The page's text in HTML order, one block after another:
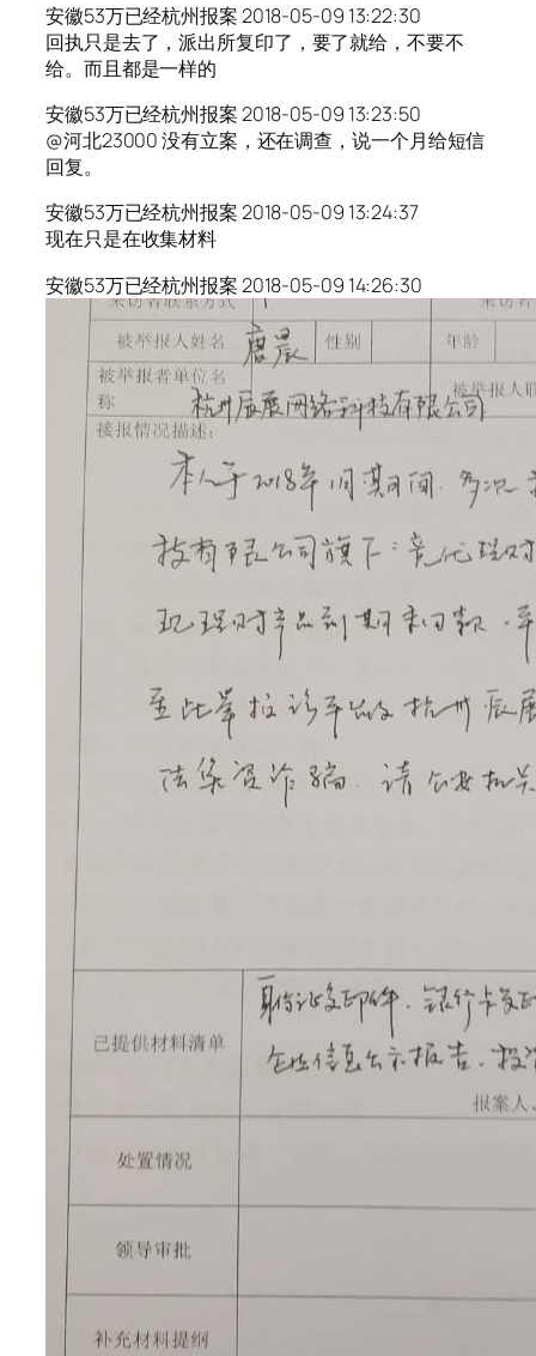
安徽53万已经杭州报案 2018-05-09 13:22:30
回执只是去了，派出所复印了，要了就给，不要不
给。而且都是一样的
安徽53万已经杭州报案 2018-05-09 13:23:50
@河北23000 没有立案，还在调查，说一个月给短信
回复。
安徽53万已经杭州报案 2018-05-09 13:24:37
现在只是在收集材料
安徽53万已经杭州报案 2018-05-09 14:26:30